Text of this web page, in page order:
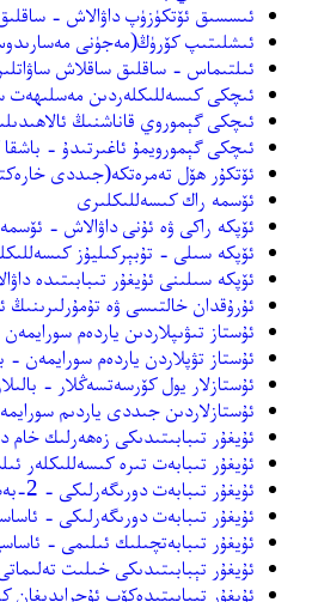
ئىسسىق ئۆتكۈزۈپ داۋالاش -
ئىشلىتىپ كۆرۈڭ(مەجۈنى
ئىلتىماس - ساقلىق ساقلاش
ئىچكى كىسەللىكلەردىن مەسلىھەت
ئىچكى گېموروي قاناشنىڭ
ئىچكى گېمورويمۇ ئاغىرتىدۇ - باشقا
ئۆتكۇر ھۆل تەمرەتكە(جىددى
ئۆسمە راك كىسەللىكلىرى
ئۆپكە راكى ۋە ئۇنى داۋالاش -
ئۆپكە سىلى - تۇبېركىليۇز
ئۆپكە سىلىنى ئۇيغۇر تىبابىتىدە
ئۇرۇقدان خالتىسى ۋە
ئۇستاز تىۋىپلاردىن ياردەم
ئۇستاز تۋپلاردن ياردەم سورايمەن
ئۇستازلار يول كۆرسەتسەڭلار -
ئۇستازلاردىن جىددى ياردىم
ئۇيغۇر تىبابىتىدىكى زەھەرلىك خام
ئۇيغۇر تىبابەت تىرە كىسەللىكلەر
ئۇيغۇر تىبابەت دورىگەرلىكى - 2-بەت - ئاساسى نەزىرىيە
ئۇيغۇر تىبابەت دورىگەرلىكى -
ئۇيغۇر تىبابەتچىلىك ئىلىمى -
ئۇيغۇر تېبابىتىدىكى خىلىت
ئۇيغۇر تېبابىتىدەكۆپ